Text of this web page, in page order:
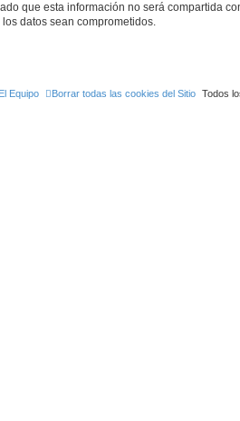
que esta información no será compartida
datos sean comprometidos.
Todos
Borrar todas las cookies del Sitio
El Equipo